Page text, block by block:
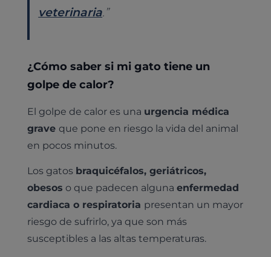
Revisión general y/o geriátrica
veterinaria.”
¿Cómo saber si mi gato tiene un
golpe de calor?
El golpe de calor es una urgencia médica
grave que pone en riesgo la vida del animal
en pocos minutos.
Los gatos braquicéfalos, geriátricos,
obesos o que padecen alguna enfermedad
cardiaca o respiratoria presentan un mayor
riesgo de sufrirlo, ya que son más
susceptibles a las altas temperaturas.